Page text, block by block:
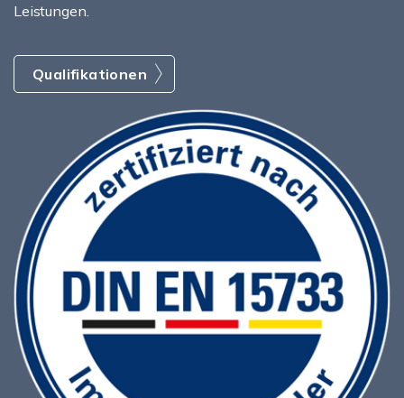
Leistungen.
Qualifikationen